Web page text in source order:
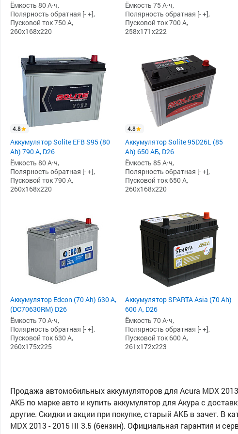
Ёмкость 80 А·ч,
Полярность обратная [- +],
Пусковой ток 750 А,
260x168x220
Ёмкость 75 А·ч,
Полярность обратная [- +],
Пусковой ток 700 А,
258x171x222
4.8
Аккумулятор Solite EFB S95 (80
Ah) 790 А, D26
Ёмкость 80 А·ч,
Полярность обратная [- +],
Пусковой ток 790 А,
260x168x220
4.8
Аккумулятор Solite 95D26L (85
Ah) 650 АБ, D26
Ёмкость 85 А·ч,
Полярность обратная [- +],
Пусковой ток 650 А,
260x168x220
Аккумулятор Edcon (70 Ah) 630 А,
(DC70630RM) D26
Ёмкость 70 А·ч,
Полярность обратная [- +],
Пусковой ток 630 А,
260x175x225
Аккумулятор SPARTA Asia (70 Ah)
600 А, D26
Ёмкость 70 А·ч,
Полярность обратная [- +],
Пусковой ток 600 А,
261x172x223
Продажа автомобильных аккумуляторов для Acura MDX
АКБ по марке авто и купить аккумулятор для Акура с
другие. Скидки и акции при покупке, старый АКБ в зачет. В
MDX 2013 - 2015 III 3.5 (бензин). Официальная гарантия и